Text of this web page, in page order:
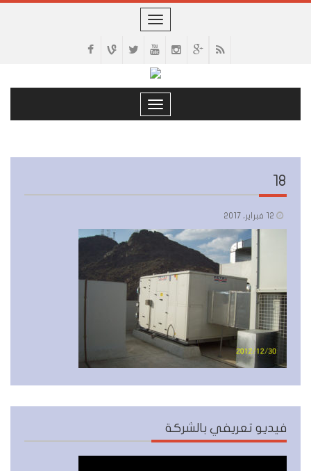
Toggle
Toggle
navigation
18
12 فبراير، 2017
فيديو تعريفي بالشركة